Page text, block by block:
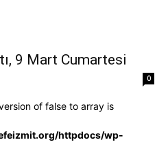
9 Mart Cumartesi
0
of false to array is
httpdocs/wp-